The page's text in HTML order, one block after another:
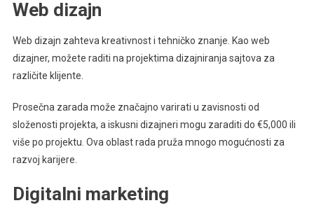
Web dizajn
Web dizajn zahteva kreativnost i tehničko znanje. Kao web
dizajner, možete raditi na projektima dizajniranja sajtova za
različite klijente.
Prosečna zarada može značajno varirati u zavisnosti od
složenosti projekta, a iskusni dizajneri mogu zaraditi do €5,000 ili
više po projektu. Ova oblast rada pruža mnogo mogućnosti za
razvoj karijere.
Digitalni marketing